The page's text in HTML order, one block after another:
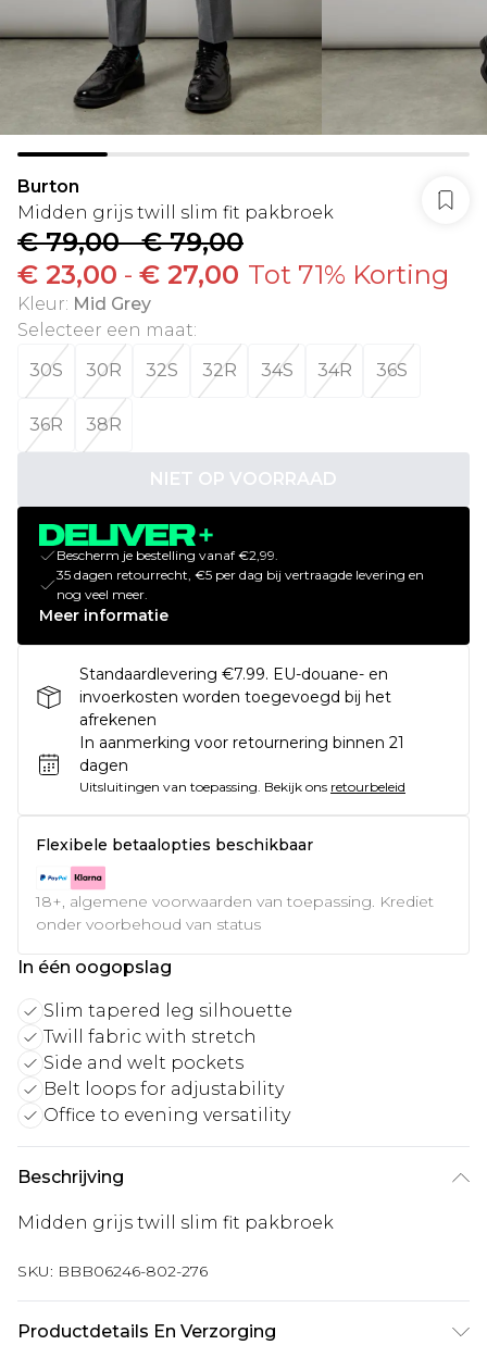
Burton
Midden grijs twill slim fit pakbroek
€ 79,00-€ 79,00
€ 23,00 - € 27,00 Tot 71% Korting
Kleur: Mid Grey
Selecteer een maat:
30S
30R 32S 32R 34S 34R 36S
36R 38R
NIET OP VOORRAAD
Bescherm je bestelling vanaf €2,99.
35 dagen retourrecht, €5 per dag bij vertraagde levering en
nog veel meer.
Meer informatie
Standaardlevering €7.99. EU-douane- en
invoerkosten worden toegevoegd bij het
afrekenen
In aanmerking voor retournering binnen 21
dagen
Uitsluitingen van toepassing. Bekijk ons retourbeleid
Flexibele betaalopties beschikbaar
18+, algemene voorwaarden van toepassing. Krediet
onder voorbehoud van status
In één oogopslag
Slim tapered leg silhouette
Twill fabric with stretch
Side and welt pockets
Belt loops for adjustability
Office to evening versatility
Beschrijving
Midden grijs twill slim fit pakbroek
SKU: BBB06246-802-276
Productdetails En Verzorging